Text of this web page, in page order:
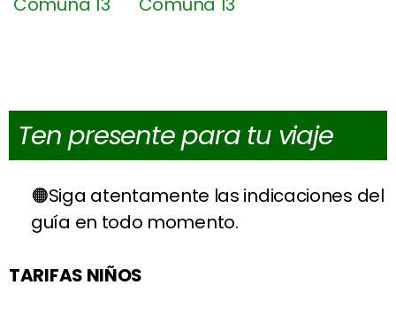
Ten presente para tu viaje
Siga atentamente las indicaciones del
guía en todo momento.
TARIFAS NIÑOS